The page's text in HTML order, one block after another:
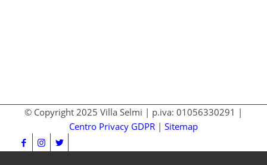
© Copyright 2025 Villa Selmi | p.iva: 01056330291 |
Centro Privacy GDPR| Sitemap